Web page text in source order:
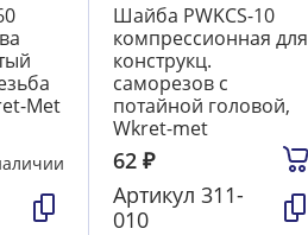
Met
Шайба PWKCS-10
компрессионная для
конструкц.
саморезов с
потайной головой,
Wkret-met
62 ₽
Артикул 311-
010